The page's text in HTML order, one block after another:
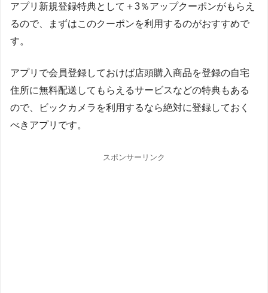
アプリ新規登録特典として＋3％アップクーポンがもらえ
るので、まずはこのクーポンを利用するのがおすすめで
す。
アプリで会員登録しておけば店頭購入商品を登録の自宅
住所に無料配送してもらえるサービスなどの特典もある
ので、ビックカメラを利用するなら絶対に登録しておく
べきアプリです。
スポンサーリンク